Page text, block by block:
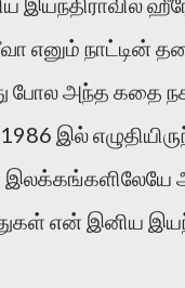
எனும் நாட்டின்
போல அந்த கதை
இல்
என் இனிய